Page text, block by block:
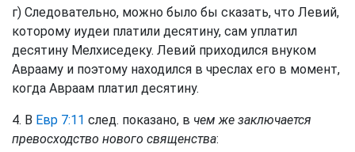
г) Следовательно, можно было бы сказать, что Левий,
которому иудеи платили десятину, сам уплатил
десятину Мелхиседеку. Левий приходился внуком
Аврааму и поэтому находился в чреслах его в момент,
когда Авраам платил десятину.
4. В Евр 7:11 след. показано, в чем же заключается
превосходство нового священства: